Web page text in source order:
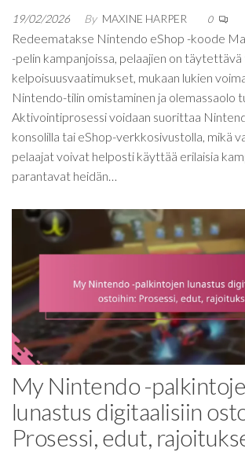
19/02/2026 By MAXINE HARPER 0
Redeematakse Nintendo eShop -koode
-pelin kampanjoissa, pelaajien on
kelpoisuusvaatimukset, mukaan lukien
Nintendo-tilin omistaminen ja olemassaolo
Aktivointiprosessi voidaan suorittaa
konsolilla tai eShop-verkkosivustolla, mikä
pelaajat voivat helposti käyttää erilaisia
parantavat heidän…
My Nintendo -
lunastus digitaalisiin
Prosessi, edut,